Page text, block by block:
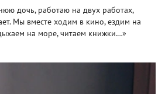
дочь, работаю на двух работах,
Мы вместе ходим в кино, ездим на
на море, читаем книжки…»